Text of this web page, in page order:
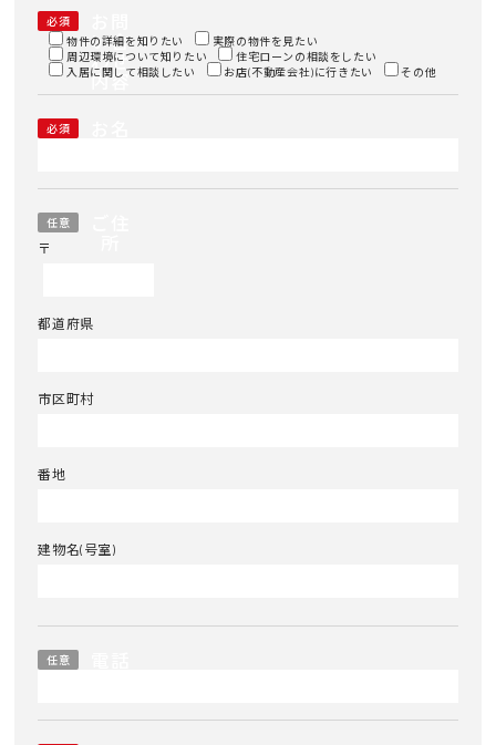
必須
い合
わせ
内容
物件の詳細を知りたい
実際の物件を見たい
周辺環境について知りたい
住宅ローンの相談をしたい
入居に関して相談したい
お店(不動産会社)に行きたい その他
必須
任意
〒
都道府県
市区町村
番地
建物名(号室)
任意